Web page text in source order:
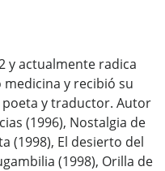
y actualmente radica
medicina y recibió su
poeta y traductor. Autor
(1996), Nostalgia de
(1998), El desierto del
(1998), Orilla de